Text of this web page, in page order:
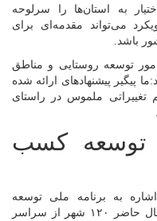
به استان‌ها را سرلوحه
می‌تواند مقدمه‌ای برای
باشد.
توسعه روستایی و مناطق
پیگیر پیشنهادهای ارائه‌ شده
تغییراتی ملموس در راستای
توسعه کسب‌
به برنامه ملی توسعه
کسب‌وکار در مناطق مرزی، گفت: در حال حاضر ۱۲۰ شهر از سراسر